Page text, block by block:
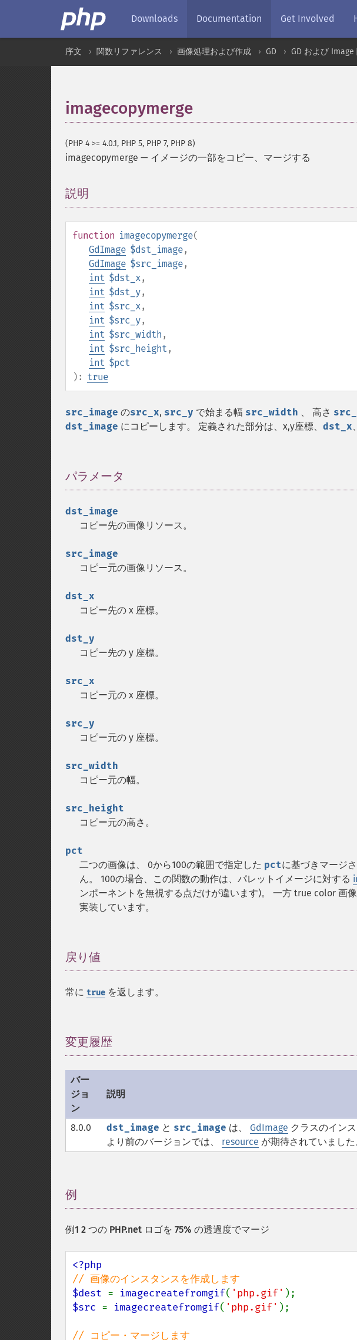
Downloads Documentation Get Involved
序文 関数リファレンス 画像処理および作成 GD GD および Image
imagecopymerge
(PHP 4 >= 4.0.1, PHP 5, PHP 7, PHP 8)
imagecopymerge — イメージの一部をコピー、マージする
説明
function imagecopymerge(
GdImage $dst_image,
GdImage $src_image,
int $dst_x,
int $dst_y,
int $src_x,
int $src_y,
int $src_width ,
int $src_height ,
int $pct
): true
src_image のsrc_x, src_y で始まる幅 src_width 、 高さ
dst_image にコピーします。 定義された部分は、x,y座標、 dst_x
パラメータ
dst_image
コピー先の画像リソース。
src_image
コピー元の画像リソース。
dst_x
コピー先の x 座標。
dst_y
コピー先の y 座標。
src_x
コピー元の x 座標。
src_y
コピー元の y 座標。
src_width
コピー元の幅。
src_height
コピー元の高さ。
pct
二つの画像は、 0から100の範囲で指定した pctに基づきマージ
ん。 100の場合、この関数の動作は、パレットイメージに対する
ンポーネントを無視する点だけが違います)。 一方 true color 画
実装しています。
戻り値
常に true を返します。
変更履歴
バー
ジョ
ン
説明
8.0.0 dst_image と src_image は、 GdImage クラスのイン
より前のバージョンでは、 resource が期待されていました
例
例1 2 つの PHP.net ロゴを 75% の透過度でマージ
$dest = imagecreatefromgif( 'php.gif'
$src = imagecreatefromgif( 'php.gif' );